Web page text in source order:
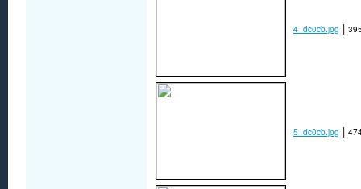
4_dc0cb.jpg |
5_dc0cb.jpg |